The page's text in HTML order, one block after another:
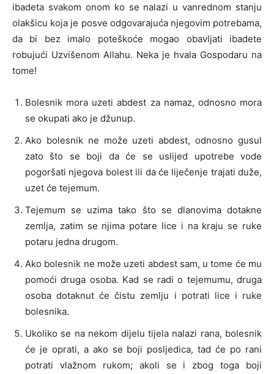
ibadeta svakom onom ko se nalazi u vanrednom stanju
olakšicu koja je posve odgovarajuća njegovim potrebama,
da bi bez imalo poteškoće mogao obavljati ibadete
robujući Uzvišenom Allahu. Neka je hvala Gospodaru na
tome!
Bolesnik mora uzeti abdest za namaz, odnosno mora
se okupati ako je džunup.
Ako bolesnik ne može uzeti abdest, odnosno gusul
zato što se boji da će se uslijed upotrebe vode
pogoršati njegova bolest ili da će liječenje trajati duže,
uzet će tejemum.
Tejemum se uzima tako što se dlanovima dotakne
zemlja, zatim se njima potare lice i na kraju se ruke
potaru jedna drugom.
Ako bolesnik ne može uzeti abdest sam, u tome će mu
pomoći druga osoba. Kad se radi o tejemumu, druga
osoba dotaknut će čistu zemlju i potrati lice i ruke
bolesnika.
Ukoliko se na nekom dijelu tijela nalazi rana, bolesnik
će je oprati, a ako se boji posljedica, tad će po rani
potrati vlažnom rukom; akoli se i zbog toga boji